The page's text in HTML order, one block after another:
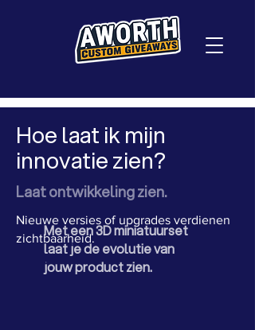
Hoe laat ik mijn
innovatie zien?
Laat ontwikkeling zien.
Nieuwe versies of upgrades verdienen
zichtbaarheid.
Met een 3D miniatuurset
laat je de evolutie van
jouw product zien.